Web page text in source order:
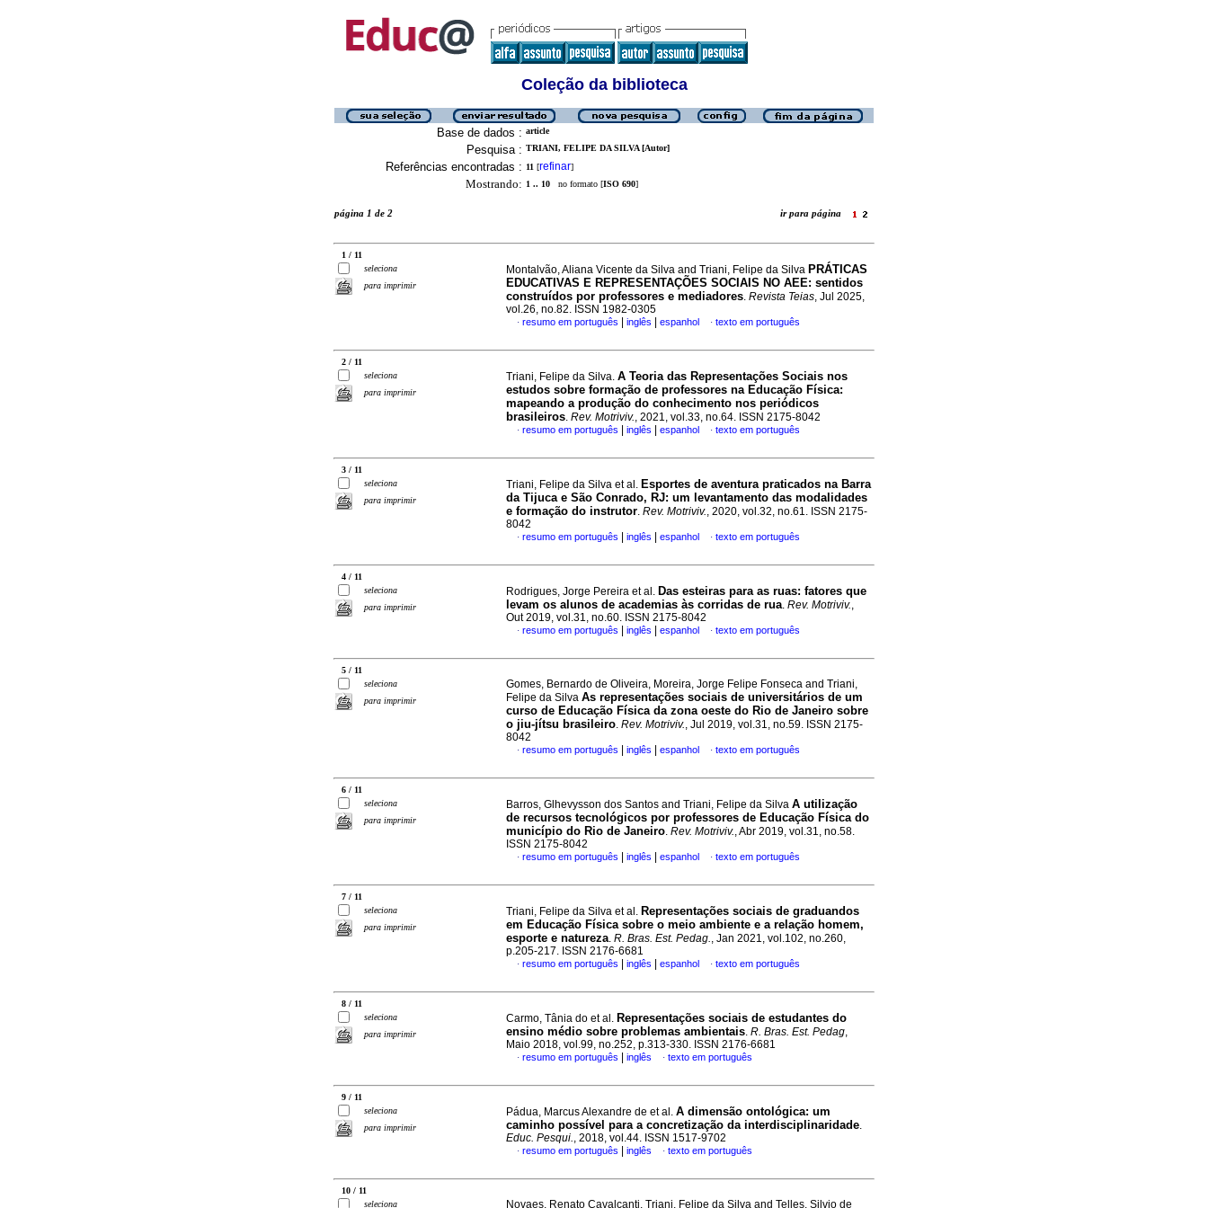
Coleção da biblioteca
Base de dados : article
Pesquisa : TRIANI, FELIPE DA SILVA [Autor]
Referências encontradas : 11 [refinar]
Mostrando: 1 .. 10 no formato [ISO 690]
página 1 de 2 ir para página
1 / 11
seleciona
para imprimir
Montalvão, Aliana Vicente da Silva and Triani, Felipe da Silva PRÁTICAS
EDUCATIVAS E REPRESENTAÇÕES SOCIAIS NO AEE: sentidos
construídos por professores e mediadores. Revista Teias, Jul 2025,
vol.26, no.82. ISSN 1982-0305
· resumo em português inglês espanhol · texto em português
2 / 11
seleciona
para imprimir
Triani, Felipe da Silva. A Teoria das Representações Sociais nos
estudos sobre formação de professores na Educação Física:
mapeando a produção do conhecimento nos periódicos
brasileiros. Rev. Motriviv., 2021, vol.33, no.64. ISSN 2175-8042
· resumo em português inglês espanhol · texto em português
3 / 11
seleciona
para imprimir
Triani, Felipe da Silva et al. Esportes de aventura praticados na Barra
da Tijuca e São Conrado, RJ: um levantamento das modalidades
e formação do instrutor. Rev. Motriviv., 2020, vol.32, no.61. ISSN 2175-
8042
· resumo em português inglês espanhol · texto em português
4 / 11
seleciona
para imprimir
Rodrigues, Jorge Pereira et al. Das esteiras para as ruas: fatores que
levam os alunos de academias às corridas de rua. Rev. Motriviv.,
Out 2019, vol.31, no.60. ISSN 2175-8042
· resumo em português inglês espanhol · texto em português
5 / 11
seleciona
para imprimir
Gomes, Bernardo de Oliveira, Moreira, Jorge Felipe Fonseca and Triani,
Felipe da Silva As representações sociais de universitários de um
curso de Educação Física da zona oeste do Rio de Janeiro sobre
o jiu-jítsu brasileiro. Rev. Motriviv., Jul 2019, vol.31, no.59. ISSN 2175-
8042
· resumo em português inglês espanhol · texto em português
6 / 11
seleciona
para imprimir
Barros, Glhevysson dos Santos and Triani, Felipe da Silva A utilização
de recursos tecnológicos por professores de Educação Física do
município do Rio de Janeiro. Rev. Motriviv., Abr 2019, vol.31, no.58.
ISSN 2175-8042
· resumo em português inglês espanhol · texto em português
7 / 11
seleciona
para imprimir
Triani, Felipe da Silva et al. Representações sociais de graduandos
em Educação Física sobre o meio ambiente e a relação homem,
esporte e natureza. R. Bras. Est. Pedag., Jan 2021, vol.102, no.260,
p.205-217. ISSN 2176-6681
· resumo em português inglês espanhol · texto em português
8 / 11
seleciona
para imprimir
Carmo, Tânia do et al. Representações sociais de estudantes do
ensino médio sobre problemas ambientais. R. Bras. Est. Pedag,
Maio 2018, vol.99, no.252, p.313-330. ISSN 2176-6681
· resumo em português inglês · texto em português
9 / 11
seleciona
para imprimir
Pádua, Marcus Alexandre de et al. A dimensão ontológica: um
caminho possível para a concretização da interdisciplinaridade.
Educ. Pesqui., 2018, vol.44. ISSN 1517-9702
· resumo em português inglês · texto em português
10 / 11
seleciona
Novaes, Renato Cavalcanti, Triani, Felipe da Silva and Telles, Silvio de